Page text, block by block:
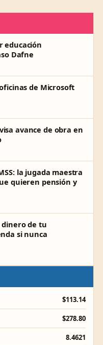
educación
Dafne
de Microsoft
avance de obra en
la jugada maestra
quieren pensión y
de tu
si nunca
$113.14
$278.80
8.4621